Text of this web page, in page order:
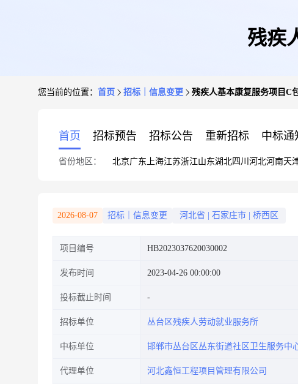
残疾
您当前的位置： 首页 招标｜信息变更 残疾人基本康复服务项目C
首页 招标预告 招标公告 重新招标 中标通
省份地区： 北京广东 上海江苏浙江山东湖北四川 河北河南天
2026-08-07 招标｜信息变更 河北省 石家庄市 桥西区
项目编号 HB2023037620030002
发布时间 2023-04-26 00:00:00
投标截止时间
招标单位 丛台区残疾人劳动就业服务所
中标单位 邯郸市丛台区丛东街道社区卫生服务中
代理单位 河北鑫恒工程项目管理有限公司